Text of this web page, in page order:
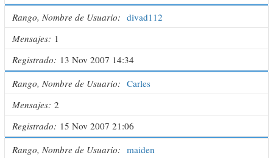
Rango, Nombre de Usuario
divad112
Mensajes 1
Registrado
13 Nov 2007 14:34
Rango, Nombre de Usuario
Carles
Mensajes 2
Registrado
15 Nov 2007 21:06
Rango, Nombre de Usuario
maiden